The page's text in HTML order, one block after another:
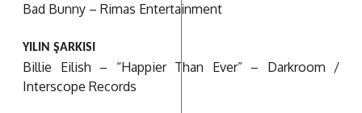
Bad Bunny – Rimas Entertainment
YILIN ŞARKISI
Billie Eilish – “Happier Than Ever” – Darkroom /
Interscope Records